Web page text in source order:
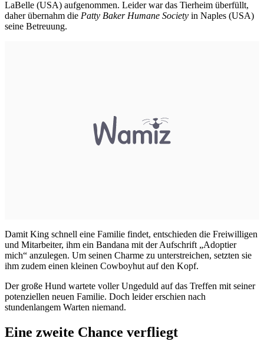
LaBelle (USA) aufgenommen. Leider war das Tierheim überfüllt,
daher übernahm die Patty Baker Humane Society in Naples (USA)
seine Betreuung.
Damit King schnell eine Familie findet, entschieden die Freiwilligen
und Mitarbeiter, ihm ein Bandana mit der Aufschrift „Adoptier
mich“ anzulegen. Um seinen Charme zu unterstreichen, setzten sie
ihm zudem einen kleinen Cowboyhut auf den Kopf.
Der große Hund wartete voller Ungeduld auf das Treffen mit seiner
potenziellen neuen Familie. Doch leider erschien nach
stundenlangem Warten niemand.
Eine zweite Chance verfliegt